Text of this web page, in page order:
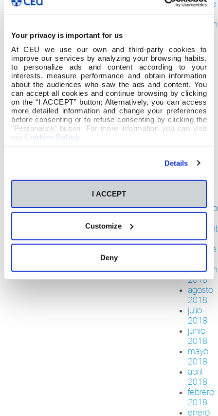
Your privacy is important for us
At CEU we use our own and third-party cookies to
improve our services by analyzing your browsing habits,
to personalize ads and content according to your
interests, measure performance and obtain information
about the audiences who saw the ads and content. You
can accept all cookies and continue browsing by clicking
on the “I ACCEPT” button; Alternatively, you can access
more detailed information and change your preferences
before consenting or to refuse consenting by clicking the
"Personalize" button. For more information you can visit
our Cookies Policy
Details
I ACCEPT
Customize
Deny
octubre
2019
2019
julio
2019
junio
2019
mayo
2019
abril
marzo
febrero
2019
2018
octubre
2018
agosto
2018
julio
2018
junio
2018
mayo
2018
abril
2018
febrero
2018
enero